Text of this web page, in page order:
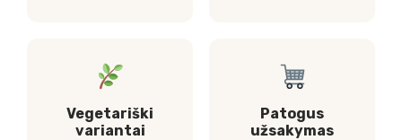
Vegetariški
variantai
Patogus
užsakymas